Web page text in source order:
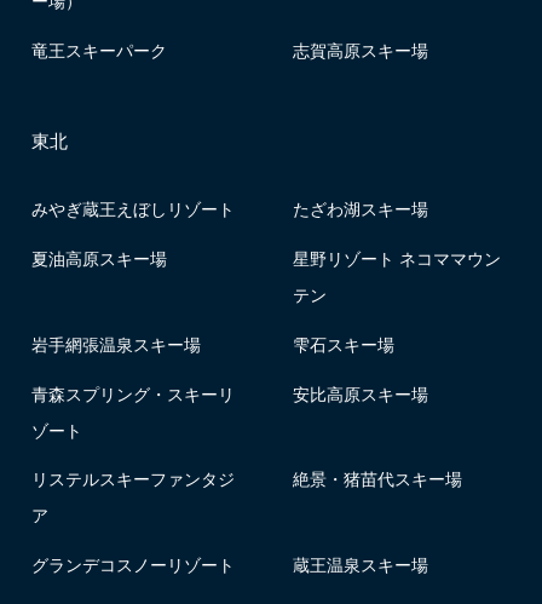
竜王スキーパーク 志賀高原スキー場
東北
みやぎ蔵王えぼしリゾート たざわ湖スキー場
夏油高原スキー場
星野リゾート ネコママウン
テン
岩手網張温泉スキー場 雫石スキー場
青森スプリング・スキーリ
ゾート
安比高原スキー場
リステルスキーファンタジ
ア
絶景・猪苗代スキー場
グランデコスノーリゾート 蔵王温泉スキー場